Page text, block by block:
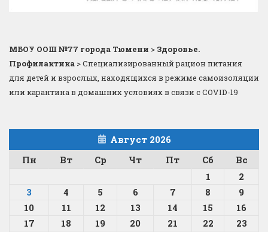
МБОУ ООШ №77 города Тюмени > Здоровье.
Профилактика >Специализированный рацион питания
для детей и взрослых, находящихся в режиме самоизоляции
или карантина в домашних условиях в связи с COVID-19
Август 2026
Пн
Вт Ср Чт Пт Сб
Вс
1
2
3
4 5 6 7 8
9
10
11 12 13 14 15
16
17
18 19 20 21 22
23